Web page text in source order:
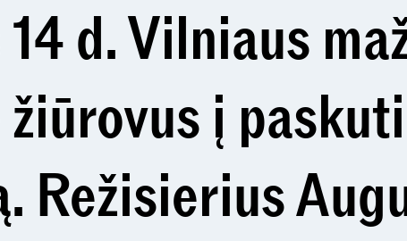
d. Vilniaus
į
Režisierius